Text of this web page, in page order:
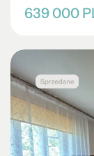
639 000